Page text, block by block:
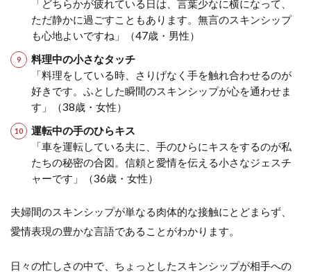
「どちらかが疲れている日は、言葉少なに横になって、
ただ静かに過ごすこともあります。無言のスキンシップ
も心地よいですね」（47歳・男性）
料理中の小さなタッチ
「料理をしている時、さりげなく手を触れ合わせるのが
好きです。ふとした瞬間のスキンシップが心を通わせま
す」（38歳・女性）
運転中の手のひらキス
「車を運転している夫に、手のひらにキスをするのが私
たちの秘密の合図。信頼と愛情を伝える小さなジェスチ
ャーです」（36歳・女性）
夫婦間のスキンシップが単なる肉体的な接触にとどまらず、
愛情表現の豊かな言語であることがわかります。
日々の忙しさの中で、ちょっとしたスキンシップが相手への